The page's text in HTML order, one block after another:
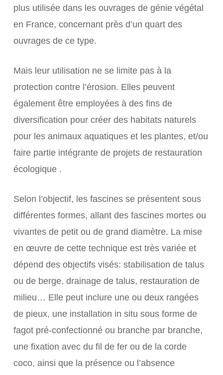
plus utilisée dans les ouvrages de génie végétal
en France, concernant près d’un quart des
ouvrages de ce type.
Mais leur utilisation ne se limite pas à la
protection contre l’érosion. Elles peuvent
également être employées à des fins de
diversification pour créer des habitats naturels
pour les animaux aquatiques et les plantes, et/ou
faire partie intégrante de projets de restauration
écologique .
Selon l’objectif, les fascines se présentent sous
différentes formes, allant des fascines mortes ou
vivantes de petit ou de grand diamètre. La mise
en œuvre de cette technique est très variée et
dépend des objectifs visés: stabilisation de talus
ou de berge, drainage de talus, restauration de
milieu… Elle peut inclure une ou deux rangées
de pieux, une installation in situ sous forme de
fagot pré-confectionné ou branche par branche,
une fixation avec du fil de fer ou de la corde
coco, ainsi que la présence ou l’absence